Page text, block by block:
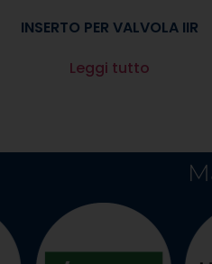
INSERTO PER VALVOLA IIR
Leggi tutto